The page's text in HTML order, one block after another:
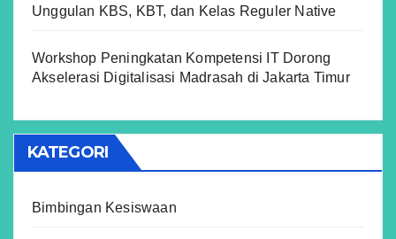
Unggulan KBS, KBT, dan Kelas Reguler Native
Workshop Peningkatan Kompetensi IT Dorong
Akselerasi Digitalisasi Madrasah di Jakarta Timur
KATEGORI
Bimbingan Kesiswaan